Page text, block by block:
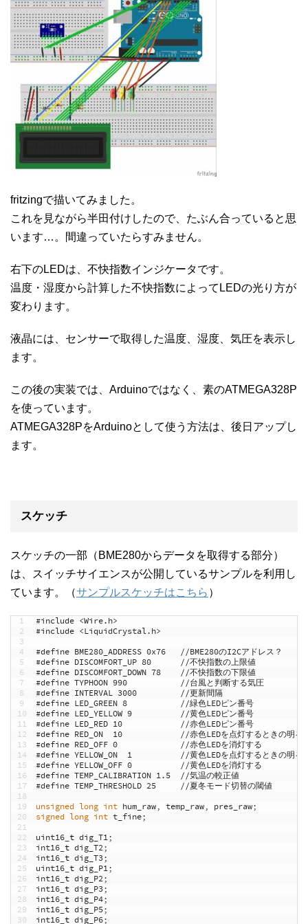
fritzingで描いてみました。
これを見ながら半田付けしたので、たぶん合っていると思
います…。間違っていたらすみません。
右下のLEDは、不快指数インジケータです。
温度・湿度から計算した不快指数によってLEDの光り方が
変わります。
液晶には、センサーで取得した温度、湿度、気圧を表示し
ます。
この後の実装では、Arduinoではなく、素のATMEGA328P
を使っています。
ATMEGA328PをArduinoとして使う方法は、後日アップし
ます。
スケッチ
スケッチの一部（BME280からデータを取得する部分）
は、スイッチサイエンスが公開しているサンプルを利用し
ています。（サンプルスケッチはこちら ）
1
2
3
4
5
6
7
8
9
10
11
12
13
14
15
16
17
18
19
20
21
22
23
24
25
26
27
28
29
30
#include <Wire.h>
#include <LiquidCrystal.h>
#define BME280_ADDRESS 0x76   //BME280のI2Cアドレス？
#define DISCOMFORT_UP 80      //不快指数の上限値
#define DISCOMFORT_DOWN 78    //不快指数の下限値
#define TYPHOON 990           //台風と判断する気圧
#define INTERVAL 3000         //更新間隔
#define LED_GREEN 8           //緑色LEDピン番号
#define LED_YELLOW 9          //黄色LEDピン番号
#define LED_RED 10            //赤色LEDピン番号
#define RED_ON  10            //赤色LEDを点灯するときの明る
#define RED_OFF 0             //赤色LEDを消灯する
#define YELLOW_ON  1          //黄色LEDを点灯するときの明る
#define YELLOW_OFF 0          //黄色LEDを消灯する
#define TEMP_CALIBRATION 1.5  //気温の較正値
#define TEMP_THRESHOLD 25     //夏冬モード切替の閾値
unsigned long int hum_raw, temp_raw, pres_raw;
signed long int t_fine;
uint16 t dig_T1;
int16 t dig_T2;
int16 t dig_T3;
uint16 t dig_P1;
int16 t dig_P2;
int16 t dig_P3;
int16 t dig_P4;
int16 t dig_P5;
int16 t dig_P6;